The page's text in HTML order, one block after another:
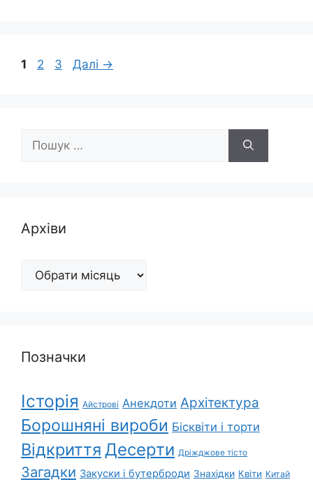
Сторінка
1 Сторінка
2 Сторінка
3 Далі →
Пошук:
Архіви
Архіви
Позначки
Історія Айстрові Анекдоти Архітектура
Борошняні вироби Бісквіти і торти
Відкриття Десерти Дріжджове тісто
Загадки Закуски і бутерброди Знахідки Квіти Китай